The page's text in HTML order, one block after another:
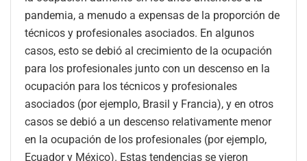
pandemia, a menudo a expensas de la proporción de
técnicos y profesionales asociados. En algunos
casos, esto se debió al crecimiento de la ocupación
para los profesionales junto con un descenso en la
ocupación para los técnicos y profesionales
asociados (por ejemplo, Brasil y Francia), y en otros
casos se debió a un descenso relativamente menor
en la ocupación de los profesionales (por ejemplo,
Ecuador y México). Estas tendencias se vieron